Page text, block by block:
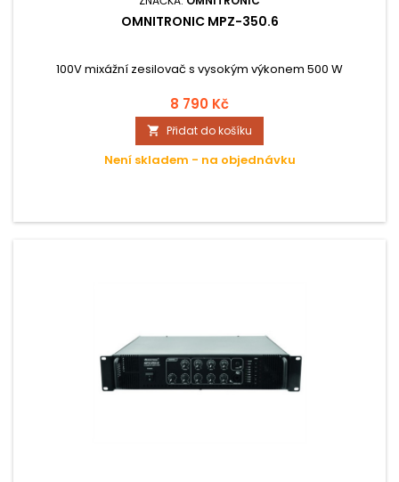
OMNITRONIC MPZ-350.6
100V mixážní zesilovač s vysokým výkonem 500 W
8 790 Kč
 Přidat do košíku
Není skladem - na objednávku